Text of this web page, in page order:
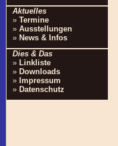
Aktuelles
» Termine
» Ausstellungen
» News & Infos
Dies & Das
» Linkliste
» Downloads
» Impressum
» Datenschutz